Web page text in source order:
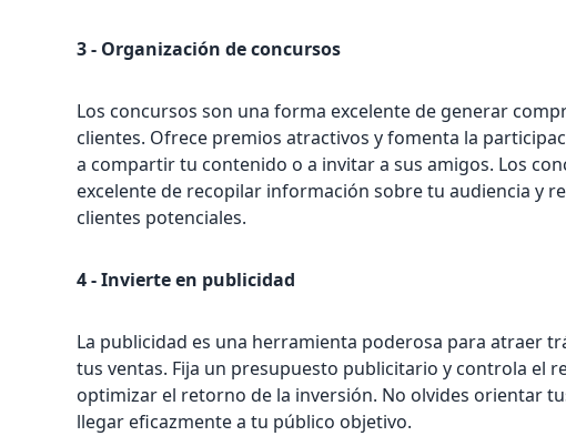
3 - Organización de concursos
Los concursos son una forma excelente de generar
clientes. Ofrece premios atractivos y fomenta la
a compartir tu contenido o a invitar a sus amigos. Los
excelente de recopilar información sobre tu audiencia y
clientes potenciales.
4 - Invierte en publicidad
La publicidad es una herramienta poderosa para atraer
tus ventas. Fija un presupuesto publicitario y controla el
optimizar el retorno de la inversión. No olvides orientar
llegar eficazmente a tu público objetivo.